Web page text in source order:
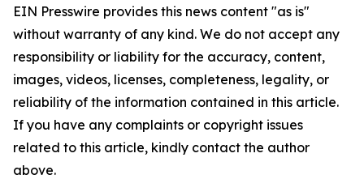
EIN Presswire provides this news content "as is"
without warranty of any kind. We do not accept any
responsibility or liability for the accuracy, content,
images, videos, licenses, completeness, legality, or
reliability of the information contained in this article.
If you have any complaints or copyright issues
related to this article, kindly contact the author
above.